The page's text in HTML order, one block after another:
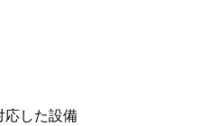
応した設備